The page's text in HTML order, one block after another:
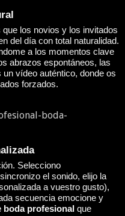
los novios y los invitados
del día con total naturalidad.
a los momentos clave
abrazos espontáneos, las
vídeo auténtico, donde os
forzados.
Selecciono
el sonido, elijo la
a vuestro gusto),
secuencia emocione y
boda profesional que